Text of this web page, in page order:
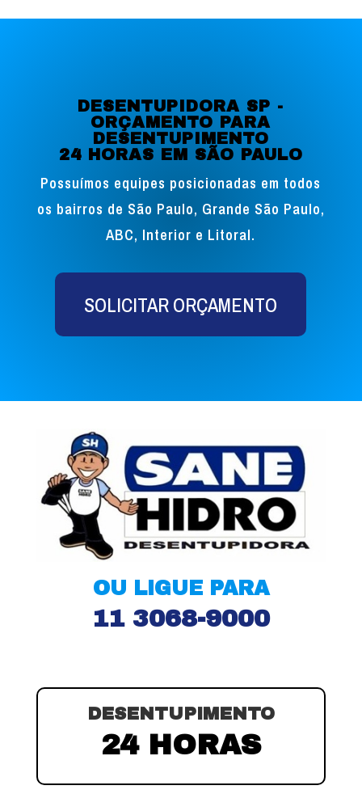
DESENTUPIDORA SP -
ORÇAMENTO PARA
DESENTUPIMENTO
24 HORAS EM SÃO PAULO
Possuímos equipes posicionadas em todos
os bairros de São Paulo, Grande São Paulo,
ABC, Interior e Litoral.
SOLICITAR ORÇAMENTO
OU LIGUE PARA
11 3068-9000
DESENTUPIMENTO
24 HORAS